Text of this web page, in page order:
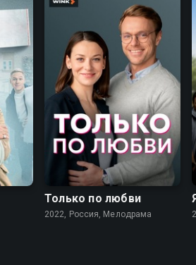
Только по любви
2022, Россия, Мелодрама